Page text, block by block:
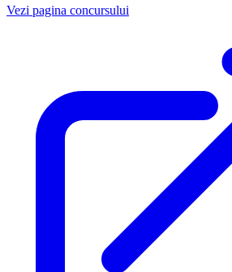
Vezi pagina concursului